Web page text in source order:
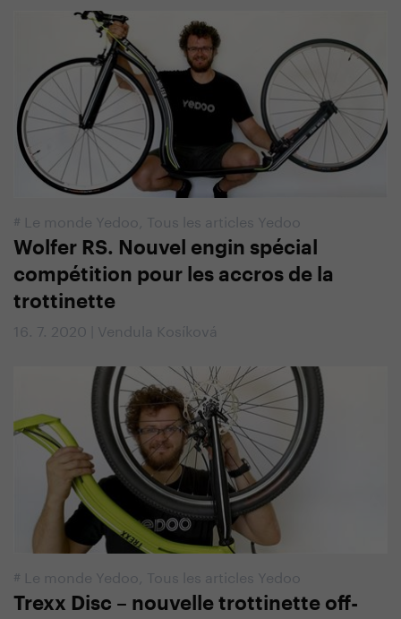
# Le monde Yedoo Tous les articles Yedoo
Wolfer RS. Nouvel engin spécial
compétition pour les accros de la
trottinette
16. 7. 2020 | Vendula Kosíková
# Le monde Yedoo Tous les articles Yedoo
Trexx Disc – nouvelle trottinette off-